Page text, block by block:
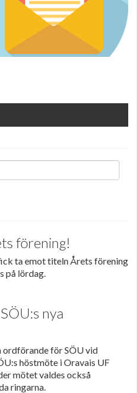
förening!
ta emot titeln Årets förening
på lördag.
nya
ordförande för SÖU vid
höstmöte i Oravais UF
mötet valdes också
ringarna.